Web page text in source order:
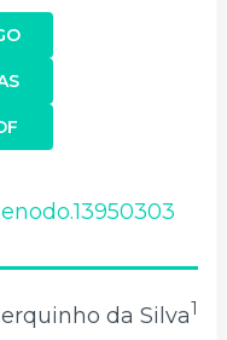
da Silva1